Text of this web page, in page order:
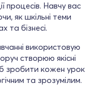
процесів. Навчу вас
як шкільні теми
та бізнесі.
використовую
створюю якісні
зробити кожен урок
та зрозумілим.